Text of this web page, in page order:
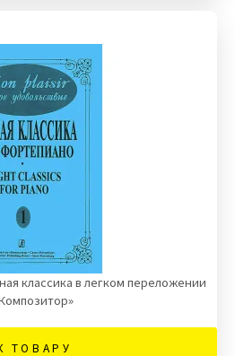
классика в легком переложении
ТОВАРУ